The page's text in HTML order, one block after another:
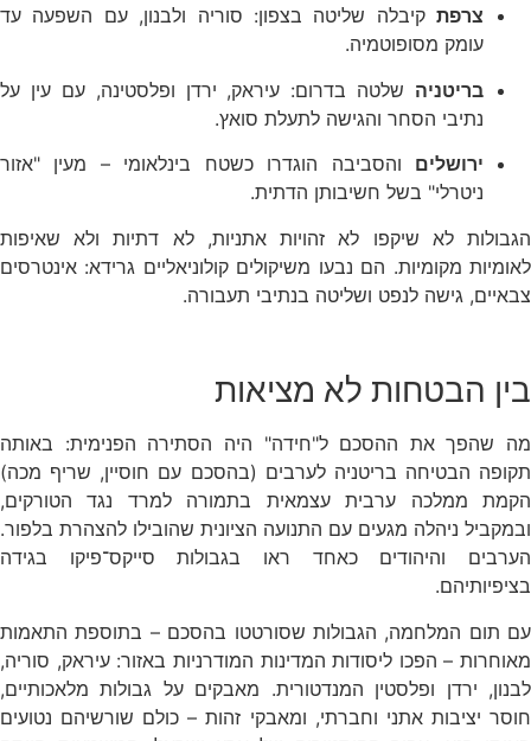
צרפת קיבלה שליטה בצפון: סוריה ולבנון, עם השפעה עד
עומק מסופוטמיה.
בריטניה שלטה בדרום: עיראק, ירדן ופלסטינה, עם עין על
נתיבי הסחר והגישה לתעלת סואץ.
ירושלים והסביבה הוגדרו כשטח בינלאומי – מעין "אזור
ניטרלי" בשל חשיבותן הדתית.
הגבולות לא שיקפו לא זהויות אתניות, לא דתיות ולא שאיפות
לאומיות מקומיות. הם נבעו משיקולים קולוניאליים גרידא: אינטרסים
צבאיים, גישה לנפט ושליטה בנתיבי תעבורה.
בין הבטחות לא מציאות
מה שהפך את ההסכם ל"חידה" היה הסתירה הפנימית: באותה
תקופה הבטיחה בריטניה לערבים (בהסכם עם חוסיין, שריף מכה)
הקמת ממלכה ערבית עצמאית בתמורה למרד נגד הטורקים,
ובמקביל ניהלה מגעים עם התנועה הציונית שהובילו להצהרת בלפור.
הערבים והיהודים כאחד ראו בגבולות סייקס־פיקו בגידה
בציפיותיהם.
עם תום המלחמה, הגבולות שסורטטו בהסכם – בתוספת התאמות
מאוחרות – הפכו ליסודות המדינות המודרניות באזור: עיראק, סוריה,
לבנון, ירדן ופלסטין המנדטורית. מאבקים על גבולות מלאכותיים,
חוסר יציבות אתני וחברתי, ומאבקי זהות – כולם שורשיהם נטועים